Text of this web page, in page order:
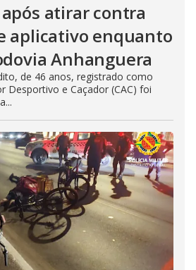
após atirar contra
aplicativo enquanto
Anhanguera
de 46 anos, registrado como
Desportivo e Caçador (CAC) foi